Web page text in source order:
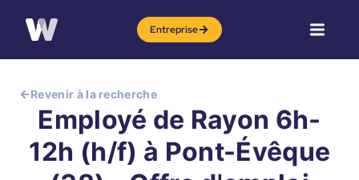
Entreprise
Revenir à la recherche
Employé de Rayon 6h-
12h (h/f) à Pont-Évêque